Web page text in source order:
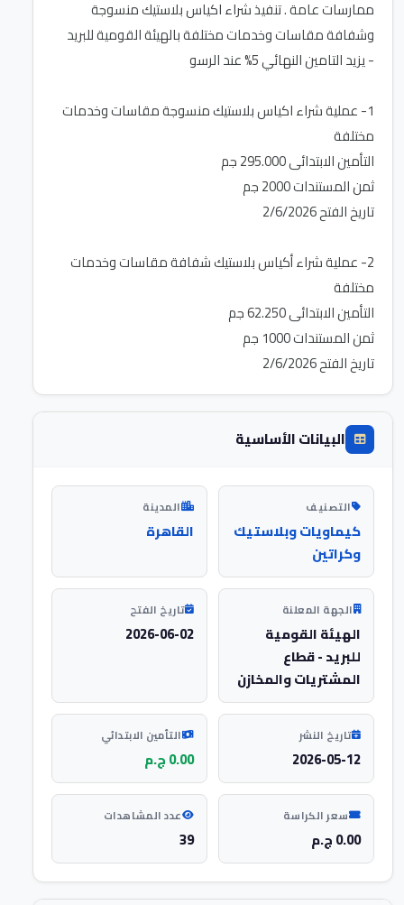
ممارسات عامة . تنفيذ شراء اكياس بلاستيك منسوجة
1- عملية شراء اكياس بلاستيك منسوجة مقاسات وخدمات
2- عملية شراء أكياس بلاستيك شفافة مقاسات وخدمات
تاريخ الفتح 2/6/2026
البيانات الأساسية
التصنيف
كيماويات وبلاستيك
وكراتين
المدينة
القاهرة
الجهة المعلنة
الهيئة القومية
للبريد - قطاع
المشتريات والمخازن
تاريخ الفتح
2026-06-02
تاريخ النشر
2026-05-12
التأمين الابتدائي
0.00 ج.م
سعر الكراسة
0.00 ج.م
عدد المشاهدات
39